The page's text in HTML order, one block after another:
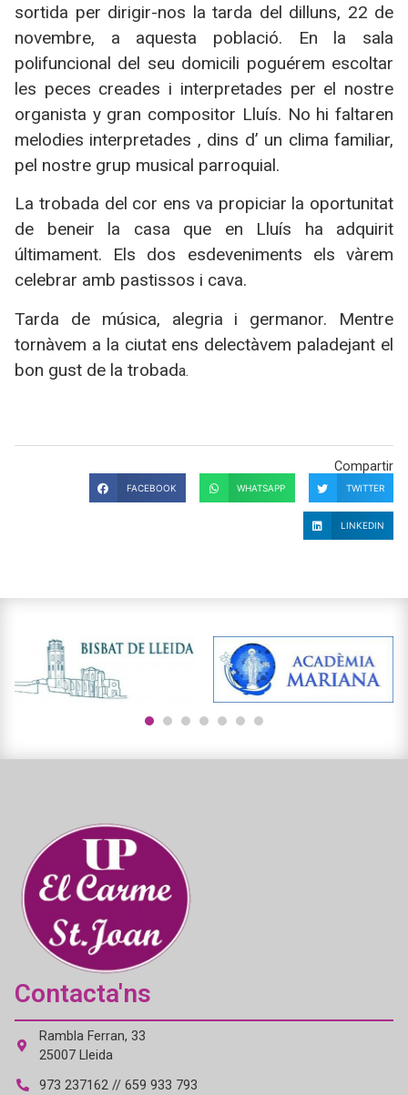
sortida per dirigir-nos la tarda del dilluns, 22 de
novembre, a aquesta població. En la sala
polifuncional del seu domicili poguérem escoltar
les peces creades i interpretades per el nostre
organista y gran compositor Lluís. No hi faltaren
melodies interpretades , dins d’ un clima familiar,
pel nostre grup musical parroquial.
La trobada del cor ens va propiciar la oportunitat
de beneir la casa que en Lluís ha adquirit
últimament. Els dos esdeveniments els vàrem
celebrar amb pastissos i cava.
Tarda de música, alegria i germanor. Mentre
tornàvem a la ciutat ens delectàvem paladejant el
bon gust de la trobada.
Compartir
FACEBOOK WHATSAPP TWITTER
LINKEDIN
Contacta'ns
Rambla Ferran, 33
25007 Lleida
973 237162 // 659 933 793